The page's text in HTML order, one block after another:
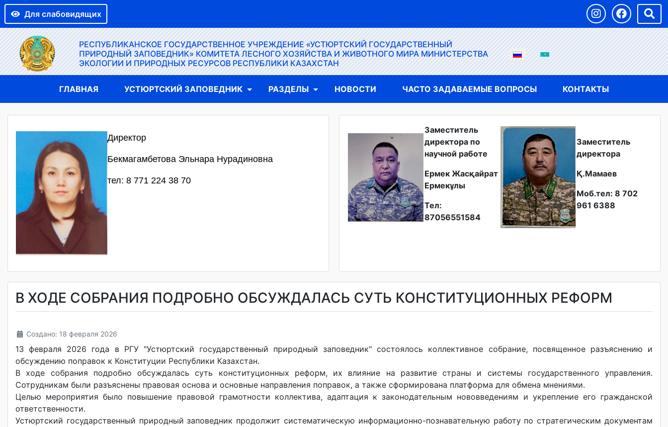
Для слабовидящих
РЕСПУБЛИКАНСКОЕ ГОСУДАРСТВЕННОЕ УЧРЕЖДЕНИЕ «УСТЮРТСКИЙ ГОСУДАРСТВЕННЫЙ
ПРИРОДНЫЙ ЗАПОВЕДНИК» КОМИТЕТА ЛЕСНОГО ХОЗЯЙСТВА И ЖИВОТНОГО МИРА МИНИСТЕРСТВА
ЭКОЛОГИИ И ПРИРОДНЫХ РЕСУРСОВ РЕСПУБЛИКИ КАЗАХСТАН
ГЛАВНАЯ УСТЮРТСКИЙ ЗАПОВЕДНИК РАЗДЕЛЫ НОВОСТИ ЧАСТО ЗАДАВАЕМЫЕ ВОПРОСЫ КОНТАКТЫ
Директор
Бекмагамбетова Эльнара Нурадиновна
тел: 8 771 224 38 70
Заместитель
директора по
научной работе
Ермек Жасқайрат
Ермекұлы
Тел:
87056551584
Заместитель
директора
Қ.Мамаев
Моб.тел: 8 702
961 6388
В ХОДЕ СОБРАНИЯ ПОДРОБНО ОБСУЖДАЛАСЬ СУТЬ КОНСТИТУЦИОННЫХ РЕФОРМ
Создано: 18 февраля 2026
13 февраля 2026 года в РГУ "Устюртский государственный природный заповедник" состоялось коллективное собрание, посвященное разъяснению и
обсуждению поправок к Конституции Республики Казахстан.
В ходе собрания подробно обсуждалась суть конституционных реформ, их влияние на развитие страны и системы государственного управления.
Сотрудникам были разъяснены правовая основа и основные направления поправок, а также сформирована платформа для обмена мнениями.
Целью мероприятия было повышение правовой грамотности коллектива, адаптация к законодательным нововведениям и укрепление его гражданской
ответственности.
Устюртский государственный природный заповедник продолжит систематическую информационно-познавательную работу по стратегическим документам